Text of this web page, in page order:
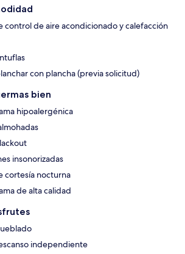
control de aire acondicionado y calefacción
con plancha (previa solicitud)
bien
hipoalergénica
insonorizadas
cortesía nocturna
de alta calidad
independiente